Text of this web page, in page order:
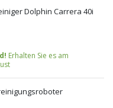
Dolphin Carrera 40i
Erhalten Sie es am